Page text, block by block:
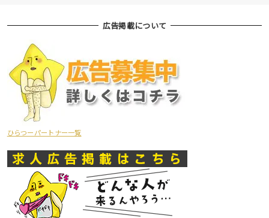
広告掲載について
ひらつーパートナー一覧